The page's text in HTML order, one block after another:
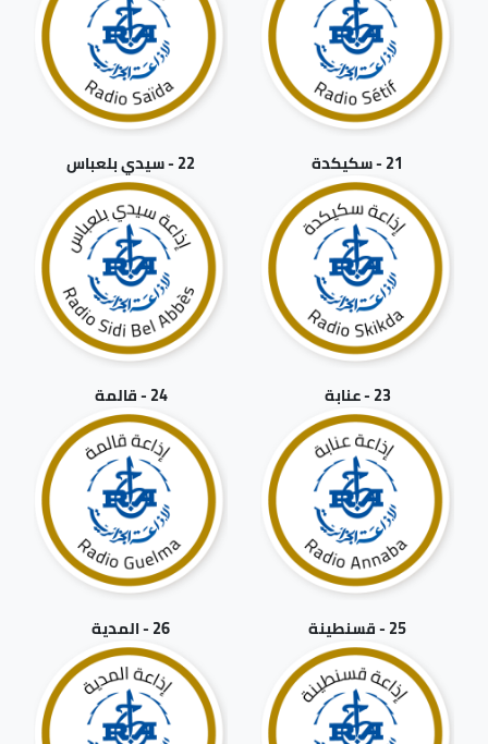
21 - سكيكدة 22 - سيدي بلعباس
23 - عنابة 24 - قالمة
25 - قسنطينة 26 - المدية